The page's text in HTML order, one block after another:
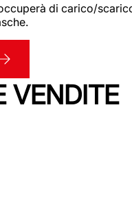
di carico/
VENDITE